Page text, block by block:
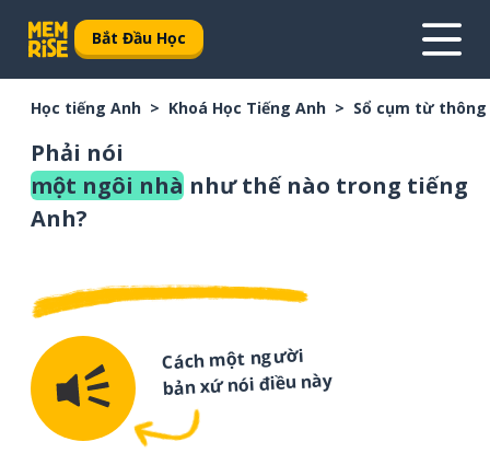
Bắt Đầu Học
Học tiếng Anh Khoá Học Tiếng Anh Sổ cụm từ
Phải nói
một ngôi nhà như thế nào trong tiếng
Anh?
Cách một người
bản xứ nói điều này